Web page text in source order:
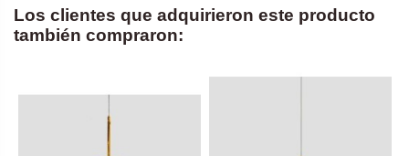
Los clientes que adquirieron este producto
también compraron: